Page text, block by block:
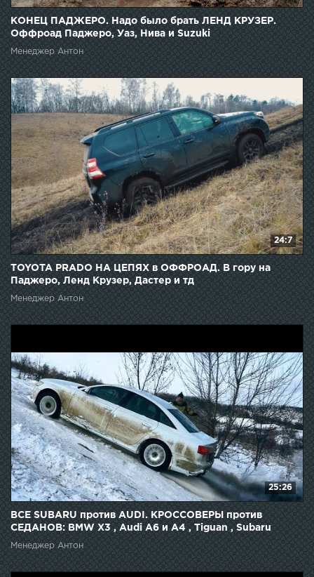
КОНЕЦ ПАДЖЕРО. Надо было брать ЛЕНД КРУЗЕР.
Оффроад Паджеро, Уаз, Нива и Suzuki
Менеджер Антон
24:7
TOYOTA PRADO НА ЦЕПЯХ в ОФФРОАД. В гору на
Паджеро, Ленд Крузер, Дастер и тд
Менеджер Антон
25:26
ВСЕ SUBARU против AUDI. КРОССОВЕРЫ против
СЕДАНОВ: BMW X3 , Audi A6 и A4 , Tiguan , Subaru
Forester
Менеджер Антон